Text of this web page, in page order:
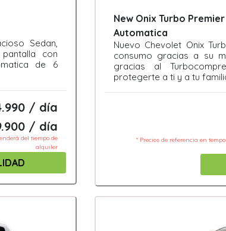
Sedan,
con
de 6
/ día
/ día
del tiempo de
alquiler
New Onix Turbo
Automatica
Nuevo Chevolet Onix
consumo gracias a su
gracias al
protegerte a ti y a tu
* Precios de referencia en